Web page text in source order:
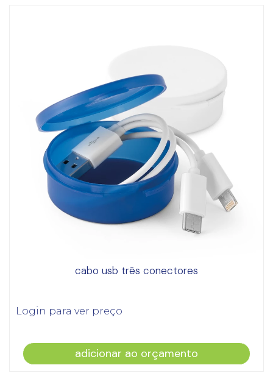
cabo usb três conectores
Login para ver preço
adicionar ao orçamento